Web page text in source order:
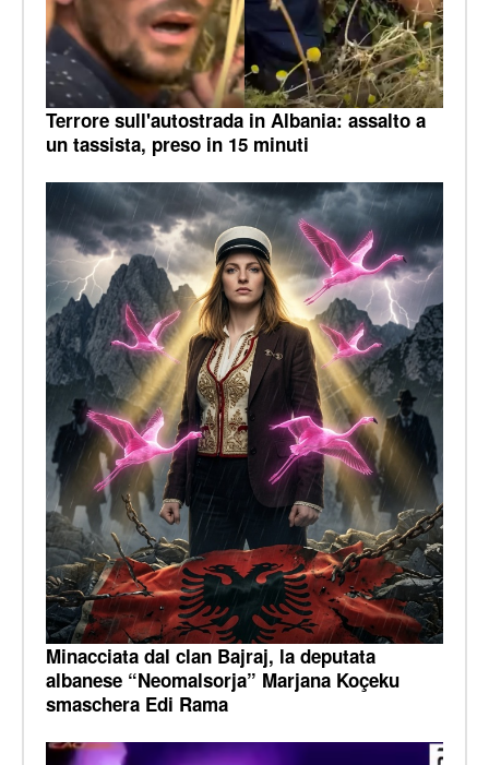
Terrore sull'autostrada in Albania: assalto a
un tassista, preso in 15 minuti
Minacciata dal clan Bajraj, la deputata
albanese “Neomalsorja” Marjana Koçeku
smaschera Edi Rama